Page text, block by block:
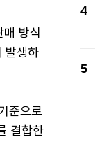
방식
발생하
준으로
결합한
4
5